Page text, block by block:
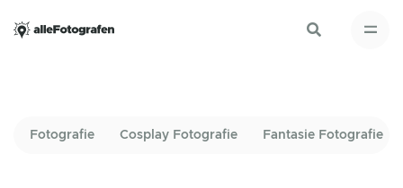
Fotografie Cosplay Fotografie Fantasie Fotografie